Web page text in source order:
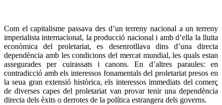
Com el capitalisme passava des d’un terreny nacional a un terreny
imperialista internacional, la producció nacional i amb d’ella la lluita
econòmica del proletariat, es desenrotllava dins d’una directa
dependència amb les condicions del mercat mundial, les quals estan
assegurades per cuirassats i canons. En d’altres paraules: en
contradicció amb els interessos fonamentals del proletariat presos en
la seua gran extensió històrica, els interessos immediats del comerç
de diverses capes del proletariat van provar tenir una dependència
directa dels èxits o derrotes de la política estrangera dels governs.